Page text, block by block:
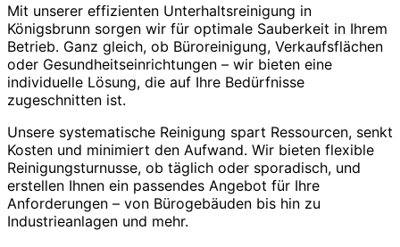
Mit unserer effizienten Unterhaltsreinigung in
Königsbrunn sorgen wir für optimale Sauberkeit in Ihrem
Betrieb. Ganz gleich, ob Büroreinigung, Verkaufsflächen
oder Gesundheitseinrichtungen – wir bieten eine
individuelle Lösung, die auf Ihre Bedürfnisse
zugeschnitten ist.
Unsere systematische Reinigung spart Ressourcen, senkt
Kosten und minimiert den Aufwand. Wir bieten flexible
Reinigungsturnusse, ob täglich oder sporadisch, und
erstellen Ihnen ein passendes Angebot für Ihre
Anforderungen – von Bürogebäuden bis hin zu
Industrieanlagen und mehr.